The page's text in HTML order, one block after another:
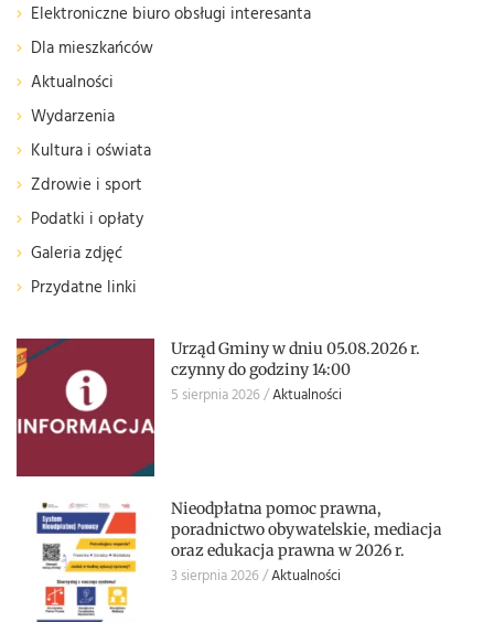
Elektroniczne biuro obsługi interesanta
Dla mieszkańców
Aktualności
Wydarzenia
Kultura i oświata
Zdrowie i sport
Podatki i opłaty
Galeria zdjęć
Przydatne linki
Urząd Gminy w dniu 05.08.2026 r.
czynny do godziny 14:00
5 sierpnia 2026 Aktualności
Nieodpłatna pomoc prawna,
poradnictwo obywatelskie, mediacja
oraz edukacja prawna w 2026 r.
3 sierpnia 2026 Aktualności